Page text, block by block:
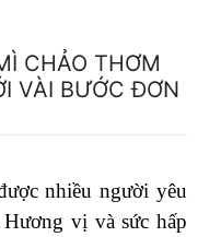
CHẢO THƠM
VÀI BƯỚC ĐƠN
nhiều người yêu
vị và sức hấp